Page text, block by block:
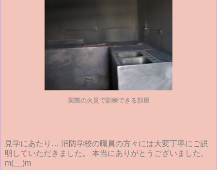
実際の火災で訓練できる部屋
見学にあたり… 消防学校の職員の方々には大変丁寧にご説
明していただきました。 本当にありがとうございました。
m(__)m